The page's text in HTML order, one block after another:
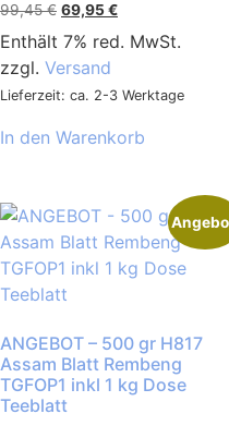
99,45€ 69,95€
Enthält 7% red. MwSt.
zzgl. Versand
Lieferzeit: ca. 2-3 Werktage
In den Warenkorb
ANGEBOT – 500 gr H817
Assam Blatt Rembeng
TGFOP1 inkl 1 kg Dose
Teeblatt